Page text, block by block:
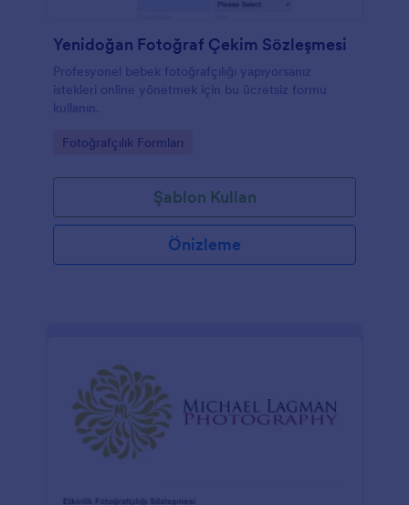
Yenidoğan Fotoğraf Çekim Sözleşmesi
Profesyonel bebek fotoğrafçılığı yapıyorsanız
istekleri online yönetmek için bu ücretsiz formu
kullanın.
Go to Category:
Fotoğrafçılık Formları
Şablon Kullan
Önizleme